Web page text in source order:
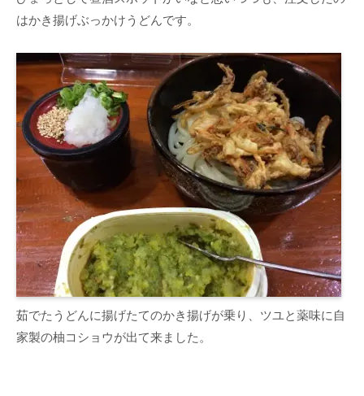
はかき揚げぶっかけうどんです。
茹でたうどんに揚げたてのかき揚げが乗り、ツユと薬味に自
家製の柚コショウが出て来ました。